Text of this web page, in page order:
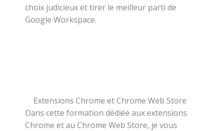
choix judicieux et tirer le meilleur parti de
Google Workspace.
Extensions Chrome et Chrome Web Store
Dans cette formation dédiée aux extensions
Chrome et au Chrome Web Store, je vous